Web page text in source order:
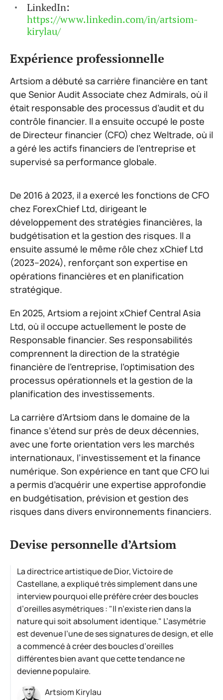
LinkedIn:
https://www.linkedin.com/in/artsiom-
kirylau/
Expérience professionnelle
Artsiom a débuté sa carrière financière en tant
que Senior Audit Associate chez Admirals, où il
était responsable des processus d’audit et du
contrôle financier. Il a ensuite occupé le poste
de Directeur financier (CFO) chez Weltrade, où il
a géré les actifs financiers de l’entreprise et
supervisé sa performance globale.
De 2016 à 2023, il a exercé les fonctions de CFO
chez ForexChief Ltd, dirigeant le
développement des stratégies financières, la
budgétisation et la gestion des risques. Il a
ensuite assumé le même rôle chez xChief Ltd
(2023–2024), renforçant son expertise en
opérations financières et en planification
stratégique.
En 2025, Artsiom a rejoint xChief Central Asia
Ltd, où il occupe actuellement le poste de
Responsable financier. Ses responsabilités
comprennent la direction de la stratégie
financière de l’entreprise, l’optimisation des
processus opérationnels et la gestion de la
planification des investissements.
La carrière d’Artsiom dans le domaine de la
finance s’étend sur près de deux décennies,
avec une forte orientation vers les marchés
internationaux, l’investissement et la finance
numérique. Son expérience en tant que CFO lui
a permis d’acquérir une expertise approfondie
en budgétisation, prévision et gestion des
risques dans divers environnements financiers.
Devise personnelle d’Artsiom
La directrice artistique de Dior, Victoire de
Castellane, a expliqué très simplement dans une
interview pourquoi elle préfère créer des boucles
d’oreilles asymétriques : "Il n’existe rien dans la
nature qui soit absolument identique." L’asymétrie
est devenue l’une de ses signatures de design, et elle
a commencé à créer des boucles d’oreilles
différentes bien avant que cette tendance ne
devienne populaire.
Artsiom Kirylau